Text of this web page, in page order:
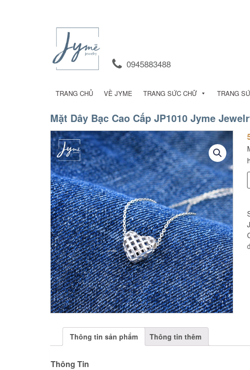
0945883488
TRANG CHỦ VỀ JYME TRANG SỨC CHỮ TRANG
Mặt Dây Bạc Cao Cấp JP1010 Jyme
Thông tin sản phẩm Thông tin thêm
Thông Tin